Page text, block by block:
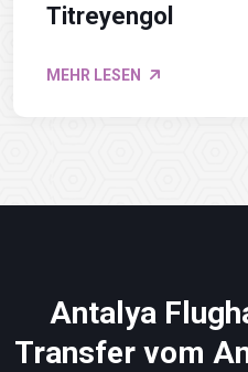
Titreyengol
MEHR LESEN
Antalya
Transfer vom